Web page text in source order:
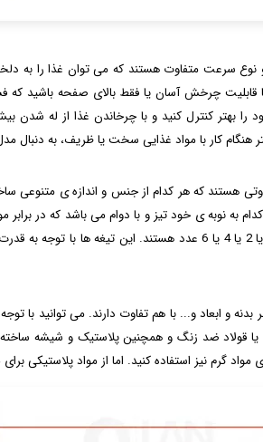
سرعت متفاوت هستند که می توان غذا را به
قابلیت چرخش آسان یا فقط بالای صفحه باشید
بهتر کنترل کنید و با چرخاندن غذا از له شدن
هنگام کار با مواد غذایی سخت یا ظریف، به دنبال
هستند که هر کدام از جنس و اندازه ی متنوعی
به نوبه ی خود تیز و با دوام می باشد که در
کن ها دارای تعداد تیغه هایی متفاوتی هستند که یا 2 یا 4 یا 6 عدد
بدنه و ابعاد و... با هم تفاوت دارند. می توانید با
قولاد ضد زنگ و همچنین پلاستیک و شیشه
گرم نیز استفاده کنید. اما از مواد پلاستیکی